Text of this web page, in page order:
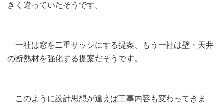
きく違っていたそうです。
一社は窓を二重サッシにする提案、もう一社は壁・天井
の断熱材を強化する提案だそうです。
このように設計思想が違えば工事内容も変わってきま